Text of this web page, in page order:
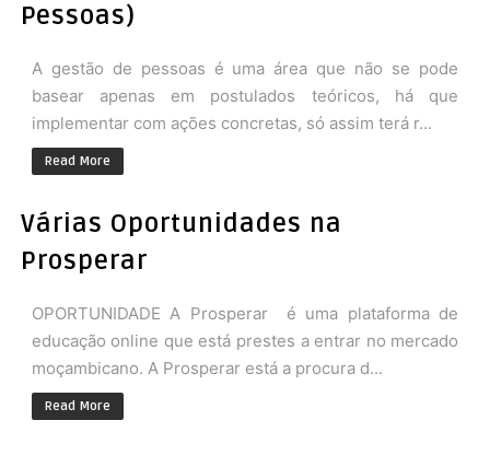
Pessoas)
A gestão de pessoas é uma área que não se pode
basear apenas em postulados teóricos, há que
implementar com ações concretas, só assim terá r...
Read More
Várias Oportunidades na
Prosperar
OPORTUNIDADE A Prosperar é uma plataforma de
educação online que está prestes a entrar no mercado
moçambicano. A Prosperar está a procura d...
Read More